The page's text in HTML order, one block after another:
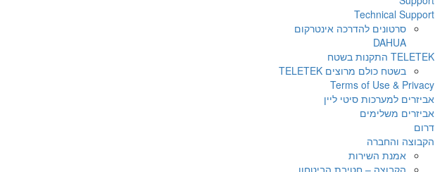
Technical Support
סרטונים להדרכה אינטרקום
DAHUA
TELETEK התקנות בשטח
בשטח כולם מרוצים TELETEK
Terms of Use & Privacy
אביזרים למערכות סיטי ליין
אביזרים משלימים
דרום
הקבוצה והחברה
אמנת השירות
הקבוצה – חטיבת הביטחון